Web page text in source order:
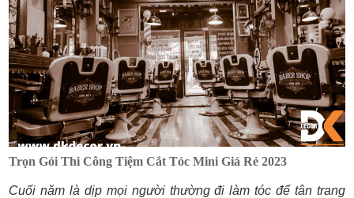
Trọn Gói Thi Công Tiệm Cắt Tóc Mini Giá Rẻ 2023
Cuối năm là dịp mọi người thường đi làm tóc để tân trang